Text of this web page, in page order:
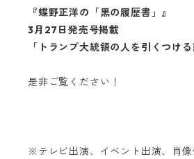
『蝶野正洋の「黒の履歴書」』
3月27日発売号掲載
「トランプ大統領の人を引くつける
是非ご覧ください！
※テレビ出演、イベント出演、肖像